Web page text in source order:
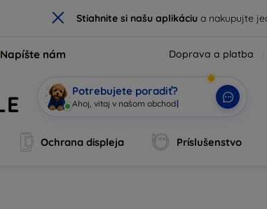
× Stiahnite si našu aplikáciua nakupujte
Napíšte nám Doprava a platba
Potrebujete poradiť?
S|
Ochrana displeja Príslušenstvo